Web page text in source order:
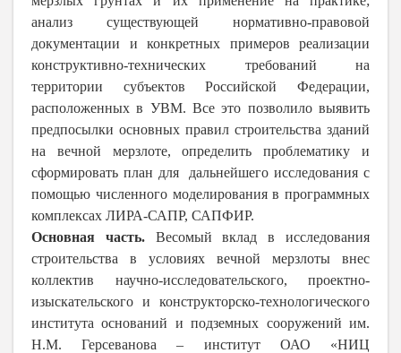
анализ существующей нормативно-правовой
документации и конкретных примеров реализации
конструктивно-технических требований на
территории субъектов Российской Федерации,
расположенных в УВМ. Все это позволило выявить
предпосылки основных правил строительства зданий
на вечной мерзлоте, определить проблематику и
сформировать план для дальнейшего исследования с
помощью численного моделирования в программных
комплексах ЛИРА-САПР, САПФИР.
Основная часть. Весомый вклад в исследования
строительства в условиях вечной мерзлоты внес
коллектив научно-исследовательского, проектно-
изыскательского и конструкторско-технологического
института оснований и подземных сооружений им.
Н.М. Герсеванова – институт ОАО «НИЦ